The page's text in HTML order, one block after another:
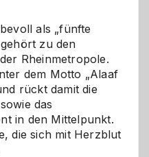
als „fünfte
zu den
Rheinmetropole.
dem Motto „Alaaf
rückt damit die
das
in den Mittelpunkt.
die sich mit Herzblut